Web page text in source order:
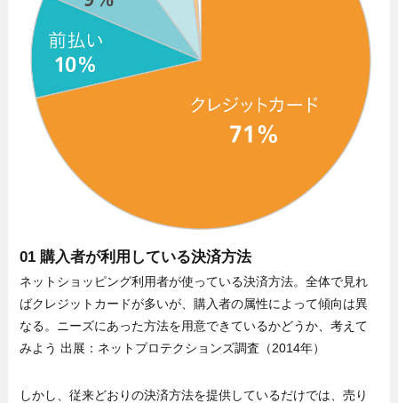
01 購入者が利用している決済方法
ネットショッピング利用者が使っている決済方法。全体で見れ
ばクレジットカードが多いが、購入者の属性によって傾向は異
なる。ニーズにあった方法を用意できているかどうか、考えて
みよう 出展：ネットプロテクションズ調査（2014年）
しかし、従来どおりの決済方法を提供しているだけでは、売り